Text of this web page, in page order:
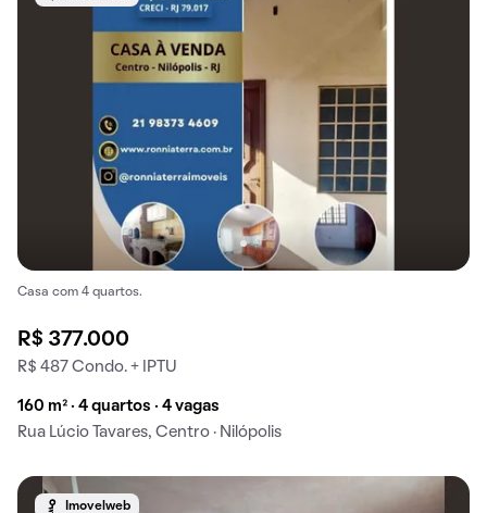
Casa com 4 quartos.
R$ 377.000
R$ 487 Condo. + IPTU
160 m² · 4 quartos · 4 vagas
Rua Lúcio Tavares, Centro · Nilópolis
Imovelweb